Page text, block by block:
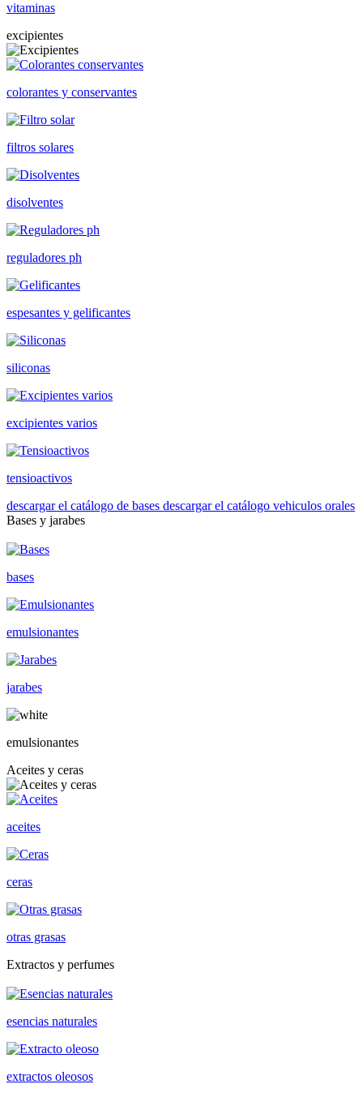
vitaminas
excipientes
colorantes y conservantes
filtros solares
disolventes
reguladores ph
espesantes y gelificantes
siliconas
excipientes varios
tensioactivos
descargar el catálogo de bases descargar el catálogo vehiculos orales
Bases y jarabes
bases
emulsionantes
jarabes
emulsionantes
Aceites y ceras
aceites
ceras
otras grasas
Extractos y perfumes
esencias naturales
extractos oleosos